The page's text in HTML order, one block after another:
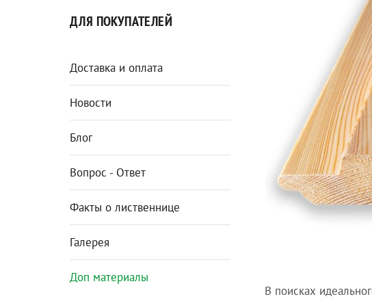
ДЛЯ ПОКУПАТЕЛЕЙ
Доставка и оплата
Новости
Блог
Вопрос - Ответ
Факты о лиственнице
Галерея
Доп материалы
В поисках